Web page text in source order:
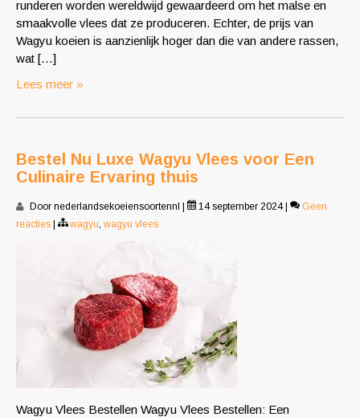
runderen worden wereldwijd gewaardeerd om het malse en
smaakvolle vlees dat ze produceren. Echter, de prijs van
Wagyu koeien is aanzienlijk hoger dan die van andere rassen,
wat […]
Lees meer »
Bestel Nu Luxe Wagyu Vlees voor Een
Culinaire Ervaring thuis
Door nederlandsekoeiensoortennl 14 september 2024
Geen
reacties
wagyu, wagyu vlees
Wagyu Vlees Bestellen Wagyu Vlees Bestellen: Een